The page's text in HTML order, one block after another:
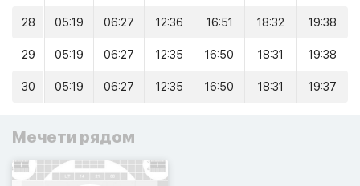
28 05:19 06:27 12:36 16:51 18:32 19:38
29 05:19 06:27 12:35 16:50 18:31 19:38
30 05:19 06:27 12:35 16:50 18:31 19:37
Мечети рядом